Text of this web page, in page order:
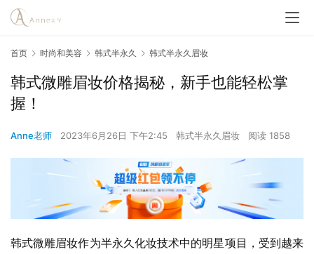
首页 时尚和美容 韩式半永久 韩式半永久眉妆
韩式微雕眉妆价格揭秘，新手也能轻松掌
握！
Anne老师 2023年6月26日 下午2:45 韩式半永久眉妆 阅读 1858
韩式微雕眉妆作为半永久化妆技术中的明星项目，受到越来